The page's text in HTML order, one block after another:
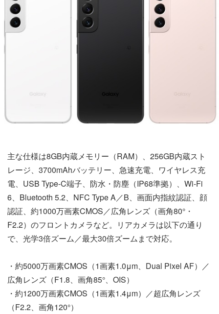
主な仕様は8GB内蔵メモリー（RAM）、256GB内蔵スト
レージ、3700mAhバッテリー、急速充電、ワイヤレス充
電、USB Type-C端子、防水・防塵（IP68準拠）、Wi-Fi
6、Bluetooth 5.2、NFC Type A／B、画面内指紋認証、顔
認証、約1000万画素CMOS／広角レンズ（画角80°・
F2.2）のフロントカメラなど。リアカメラは以下の通り
で、光学3倍ズーム／最大30倍ズームまで対応。
・約5000万画素CMOS（1画素1.0μm、Dual Pixel AF）／
広角レンズ（F1.8、画角85°、OIS）
・約1200万画素CMOS（1画素1.4μm）／超広角レンズ
（F2.2、画角120°）